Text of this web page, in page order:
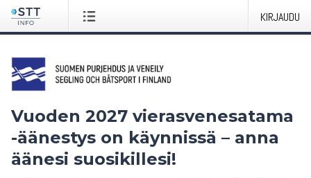
KIRJAUDU
Vuoden 2027 vierasvenesatama
-äänestys on käynnissä – anna
äänesi suosikillesi!